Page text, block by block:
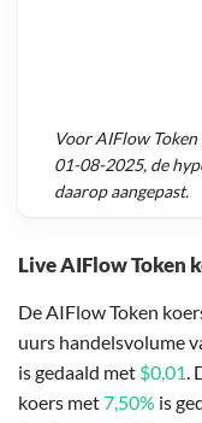
Live AIFlow Token
De AIFlow Token
uurs handelsvolume
is gedaald met $0,01.
koers met7,50% is
VoorAIFlow Token
01-08-2025, de
daarop aangepast.